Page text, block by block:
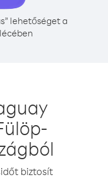
lehetőséget a
biztosít